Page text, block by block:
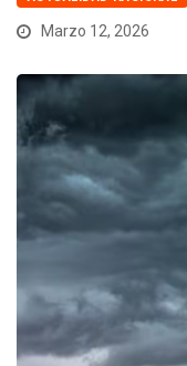
Marzo 12, 2026